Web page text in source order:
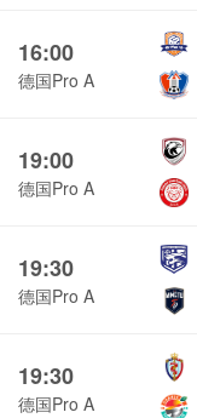
16:00
德国Pro A
19:00
德国Pro A
19:30
德国Pro A
19:30
德国Pro A